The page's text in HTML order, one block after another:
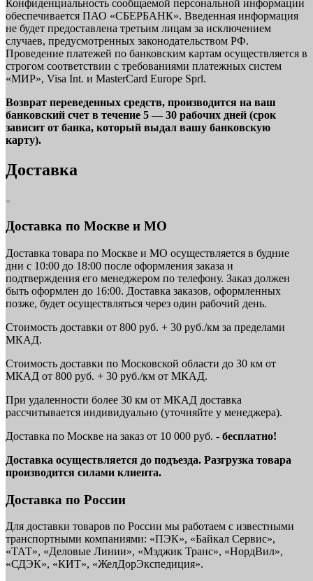
Конфиденциальность сообщаемой персональной информации
обеспечивается ПАО «СБЕРБАНК». Введенная информация
не будет предоставлена третьим лицам за исключением
случаев, предусмотренных законодательством РФ.
Проведение платежей по банковским картам осуществляется в
строгом соответствии с требованиями платежных систем
«МИР», Visa Int. и MasterCard Europe Sprl.
Возврат переведенных средств, производится на ваш
банковский счет в течение 5 — 30 рабочих дней (срок
зависит от банка, который выдал вашу банковскую
карту).
Доставка
Доставка по Москве и МО
Доставка товара по Москве и МО осуществляется в будние
дни с 10:00 до 18:00 после оформления заказа и
подтверждения его менеджером по телефону. Заказ должен
быть оформлен до 16:00. Доставка заказов, оформленных
позже, будет осуществляться через один рабочий день.
Стоимость доставки от 800 руб. + 30 руб./км за пределами
МКАД.
Стоимость доставки по Московской области до 30 км от
МКАД от 800 руб. + 30 руб./км от МКАД.
При удаленности более 30 км от МКАД доставка
рассчитывается индивидуально (уточняйте у менеджера).
Доставка по Москве на заказ от 10 000 руб. - бесплатно!
Доставка осуществляется до подъезда. Разгрузка товара
производится силами клиента.
Доставка по России
Для доставки товаров по России мы работаем с известными
транспортными компаниями: «ПЭК», «Байкал Сервис»,
«ТАТ», «Деловые Линии», «Мэджик Транс», «НордВил»,
«СДЭК», «КИТ», «ЖелДорЭкспедиция».